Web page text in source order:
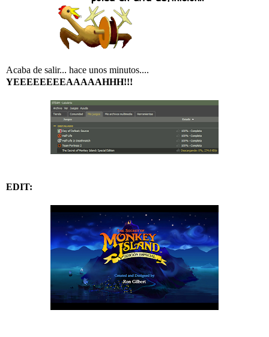
Acaba de salir... hace unos minutos....
YEEEEEEEEAAAAAHHH!!!
EDIT: